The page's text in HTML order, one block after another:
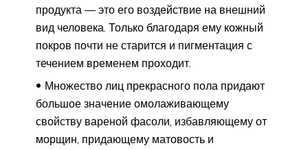
продукта — это его воздействие на внешний
вид человека. Только благодаря ему кожный
покров почти не старится и пигментация с
течением временем проходит.
Множество лиц прекрасного пола придают
большое значение омолаживающему
свойству вареной фасоли, избавляющему от
морщин, придающему матовость и